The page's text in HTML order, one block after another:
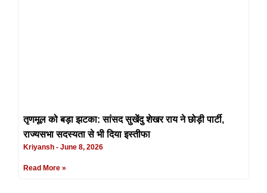
तृणमूल को बड़ा झटका: सांसद सुखेंदु शेखर राय ने छोड़ी पार्टी,
राज्यसभा सदस्यता से भी दिया इस्तीफा
Kriyansh June 8, 2026
Read More »